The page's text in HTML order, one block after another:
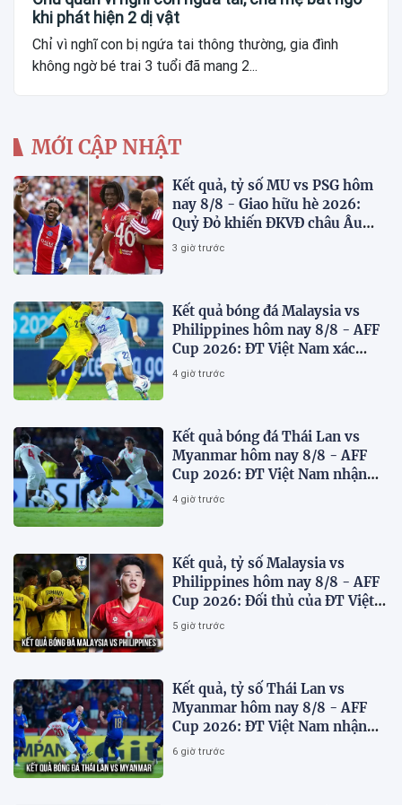
khi phát hiện 2 dị vật
Chỉ vì nghĩ con bị ngứa tai thông thường, gia đình
không ngờ bé trai 3 tuổi đã mang 2...
MỚI CẬP NHẬT
Kết quả, tỷ số MU vs PSG hôm
nay 8/8 - Giao hữu hè 2026:
Quỷ Đỏ khiến ĐKVĐ châu Âu
toát mồ hôi
3 giờ trước
Kết quả bóng đá Malaysia vs
Philippines hôm nay 8/8 - AFF
Cup 2026: ĐT Việt Nam xác
định đối thủ
4 giờ trước
Kết quả bóng đá Thái Lan vs
Myanmar hôm nay 8/8 - AFF
Cup 2026: ĐT Việt Nam nhận
'chiến thư'
4 giờ trước
Kết quả, tỷ số Malaysia vs
Philippines hôm nay 8/8 - AFF
Cup 2026: Đối thủ của ĐT Việt
Nam lộ diện
5 giờ trước
Kết quả, tỷ số Thái Lan vs
Myanmar hôm nay 8/8 - AFF
Cup 2026: ĐT Việt Nam nhận
tin vui
6 giờ trước